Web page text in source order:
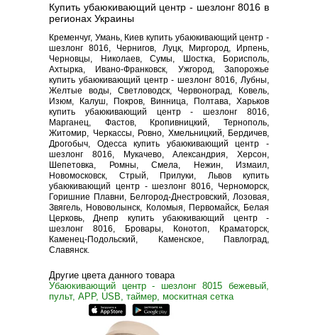
Купить убаюкивающий центр - шезлонг 8016 в
регионах Украины
Кременчуг, Умань, Киев купить убаюкивающий центр -
шезлонг 8016, Чернигов, Луцк, Миргород, Ирпень,
Черновцы, Николаев, Сумы, Шостка, Борисполь,
Ахтырка, Ивано-Франковск, Ужгород, Запорожье
купить убаюкивающий центр - шезлонг 8016, Лубны,
Желтые воды, Светловодск, Червоноград, Ковель,
Изюм, Калуш, Покров, Винница, Полтава, Харьков
купить убаюкивающий центр - шезлонг 8016,
Марганец, Фастов, Кропивницкий, Тернополь,
Житомир, Черкассы, Ровно, Хмельницкий, Бердичев,
Дрогобыч, Одесса купить убаюкивающий центр -
шезлонг 8016, Мукачево, Александрия, Херсон,
Шепетовка, Ромны, Смела, Нежин, Измаил,
Новомосковск, Стрый, Прилуки, Львов купить
убаюкивающий центр - шезлонг 8016, Черноморск,
Горишние Плавни, Белгород-Днестровский, Лозовая,
Звягель, Нововолынск, Коломыя, Первомайск, Белая
Церковь, Днепр купить убаюкивающий центр -
шезлонг 8016, Бровары, Конотоп, Краматорск,
Каменец-Подольский, Каменское, Павлоград,
Славянск.
Другие цвета данного товара
Убаюкивающий центр - шезлонг 8015 бежевый,
пульт, APP, USB, таймер, москитная сетка